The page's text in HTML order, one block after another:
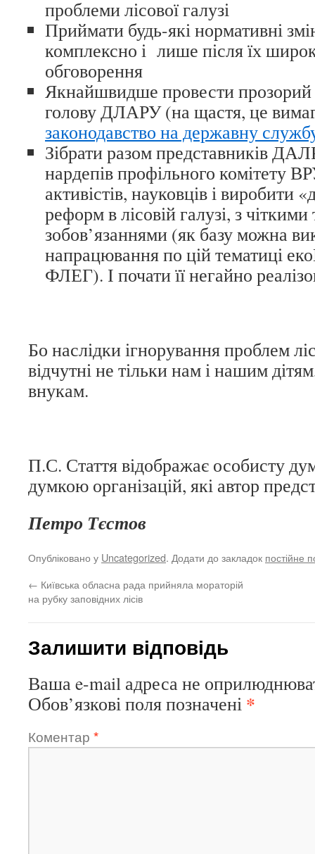
проблеми лісової галузі
Приймати будь-які нормативні
комплексно і лише після їх
обговорення
Якнайшвидше провести прозорий
голову ДЛАРУ (на щастя, це
законодавство на державну
Зібрати разом представників
нардепів профільного комітету
активістів, науковців і виробити
реформ в лісовій галузі, з
зобов’язаннями (як базу можна
напрацювання по цій тематиці
ФЛЕГ). І почати її негайно
Бо наслідки ігнорування проблем
відчутні не тільки нам і нашим
внукам.
П.С. Стаття відображає особисту
думкою організацій, які автор
Петро Тєстов
Опубліковано у Uncategorized. Додати до закладок постійне
← Київська обласна рада прийняла мораторій
на рубку заповідних лісів
Залишити відповідь
Ваша e-mail адреса не
Обов’язкові поля позначені *
Коментар *